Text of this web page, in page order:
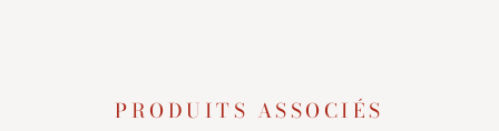
PRODUITS ASSOCIÉS